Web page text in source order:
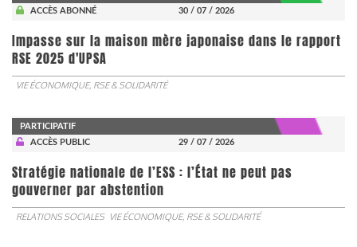
ACCÈS ABONNÉ
30 / 07 / 2026
Impasse sur la maison mère japonaise dans le rapport
RSE 2025 d'UPSA
VIE ÉCONOMIQUE, RSE & SOLIDARITÉ
PARTICIPATIF
ACCÈS PUBLIC
29 / 07 / 2026
Stratégie nationale de l’ESS : l’État ne peut pas
gouverner par abstention
RELATIONS SOCIALES VIE ÉCONOMIQUE, RSE & SOLIDARITÉ